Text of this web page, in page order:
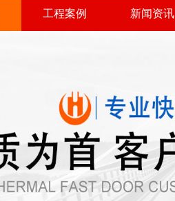
工程案例 新闻资讯